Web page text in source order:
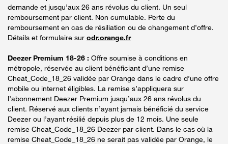
demande et jusqu’aux 26 ans révolus du client. Un seul
remboursement par client. Non cumulable. Perte du
remboursement en cas de résiliation ou de changement d’offre.
Détails et formulaire sur odr.orange.fr
Deezer Premium 18-26 : Offre soumise à conditions en
métropole, réservée au client bénéficiant d’une remise
Cheat_Code_18_26 validée par Orange dans le cadre d’une offre
mobile ou internet éligibles. La remise s’appliquera sur
l’abonnement Deezer Premium jusqu’aux 26 ans révolus du
client. Réservé aux clients n’ayant jamais bénéficié du service
Deezer ou l’ayant résilié depuis plus de 12 mois. Une seule
remise Cheat_Code_18_26 Deezer par client. Dans le cas où la
remise Cheat_Code_18_26 ne serait pas validée par Orange, le